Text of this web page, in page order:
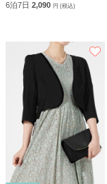
6泊7日 2,090 円 (税込)